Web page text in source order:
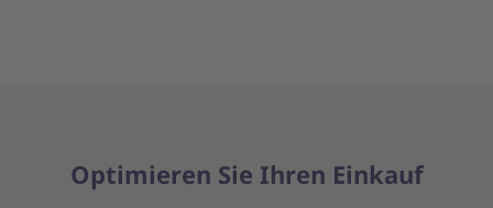
Optimieren Sie Ihren Einkauf